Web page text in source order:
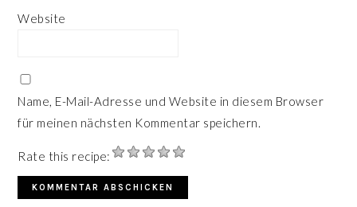
Website
Name, E-Mail-Adresse und Website in diesem Browser
für meinen nächsten Kommentar speichern.
Rate this recipe: